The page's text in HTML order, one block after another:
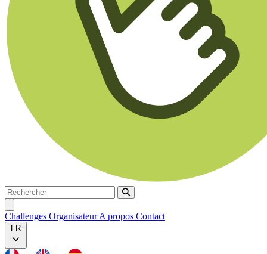
Rechercher
Rechercher
Challenges OrganisateurA propos Contact
FR